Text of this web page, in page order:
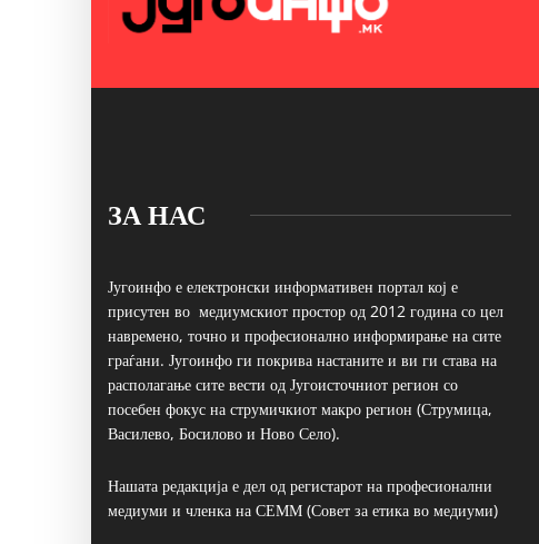
ЗА НАС
Југоинфо е електронски информативен портал кој е
присутен во медиумскиот простор од 2012 година со цел
навремено, точно и професионално информирање на сите
граѓани. Југоинфо ги покрива настаните и ви ги става на
располагање сите вести од Југоисточниот регион со
посебен фокус на струмичкиот макро регион (Струмица,
Василево, Босилово и Ново Село).
Нашата редакција е дел од регистарот на професионални
медиуми и членка на СЕММ (Совет за етика во медиуми)